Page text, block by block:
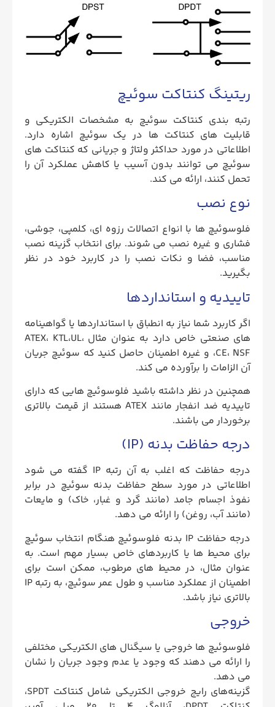
ریتینگ کنتاکت سوئیچ
رتبه بندی کنتاکت سوئیچ به مشخصات الکتریکی و
قابلیت های کنتاکت ها در یک سوئیچ اشاره دارد.
اطلاعاتی در مورد حداکثر ولتاژ و جریانی که کنتاکت‌ های
سوئیچ می‌ توانند بدون آسیب یا کاهش عملکرد آن را
تحمل کنند، ارائه می‌ کند.
نوع نصب
فلوسوئیچ ها با انواع اتصالات رزوه ای، کلمپی، جوشی،
فشاری و غیره نصب می شوند. برای انتخاب گزینه نصب
مناسب، فضا و نکات نصب را در کاربرد خود در نظر
بگیرید.
تاییدیه و استانداردها
اگر کاربرد شما نیاز به انطباق با استانداردها یا گواهینامه
های صنعتی خاص دارد به عنوان مثال ATEX، KTL،UL،
CE، NSF، و غیره اطمینان حاصل کنید که سوئیچ جریان
آن الزامات را برآورده می کند.
همچنین در نظر داشته باشید فلوسوئیچ هایی که دارای
تاییدیه ضد انفجار مانند ATEX هستند از قیمت بالاتری
برخوردار می باشند.
درجه حفاظت بدنه (IP)
درجه حفاظت که اغلب به آن رتبه IP گفته می شود
اطلاعاتی در مورد سطح حفاظت بدنه سوئیچ در برابر
نفوذ اجسام جامد (مانند گرد و غبار، خاک) و مایعات
(مانند آب، روغن) را ارائه می دهد.
درجه حفاظت IP بدنه فلوسوئیچ هنگام انتخاب سوئیچ
برای محیط ها یا کاربردهای خاص بسیار مهم است. به
عنوان مثال، در محیط های مرطوب، ممکن است برای
اطمینان از عملکرد مناسب و طول عمر سوئیچ، به رتبه IP
بالاتری نیاز باشد.
خروجی
فلوسوئیچ ها خروجی یا سیگنال های الکتریکی مختلفی
را ارائه می دهند که وجود یا عدم وجود جریان را نشان
می دهد.
گزینه‌های رایج خروجی الکتریکی شامل کنتاکت SPDT،